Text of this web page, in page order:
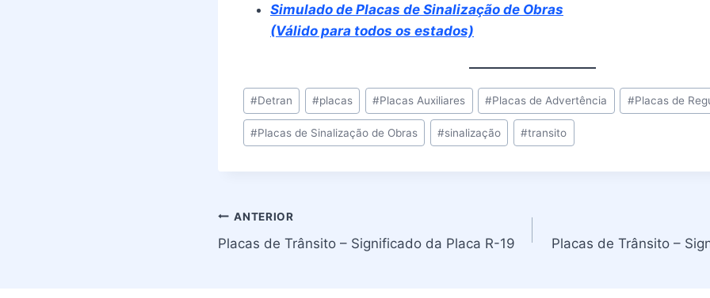
Simulado de Placas de Sinalização de Obras
(Válido para todos os estados)
Tags
do
Post:
#Detran #placas #Placas Auxiliares #Placas de Advertência #Placas de
#Placas de Sinalização de Obras #sinalização #transito
Navegação
de
ANTERIOR
Placas de Trânsito – Significado da Placa R-19 Placas de Trânsito –